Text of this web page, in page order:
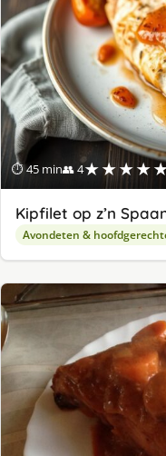
⏱ 45 min👥 4
Kipfilet op z’n
Avondeten &